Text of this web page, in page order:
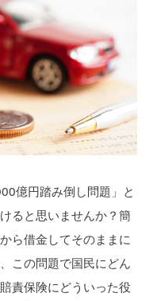
億円踏み倒し問題」と
ると思いませんか？簡
ら借金してそのままに
この問題で国民にどん
責保険にどういった役